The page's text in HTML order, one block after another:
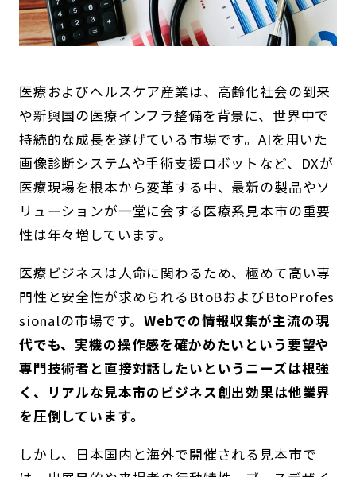
医療およびヘルスケア産業は、高齢化社会の到来
や新興国の医療インフラ整備を背景に、世界中で
持続的な成長を遂げている市場です。AIを用いた
画像診断システムや手術支援ロボットなど、DXが
医療現場を根本から変革する中、最新の製品やソ
リューションが一堂に会する医療系見本市の重要
性は年々増しています。
医療ビジネスは人命に関わるため、極めて高い専
門性と安全性が求められるBtoBおよびBtoProfes
sionalの市場です。 Webでの情報収集が主流の現
代でも、実機の操作感を確かめたいという要望や
専門技術者と直接対話したいというニーズは根強
く、リアルな見本市のビジネス創出効果は他業界
を圧倒しています。
しかし、日本国内と海外で開催される見本市で